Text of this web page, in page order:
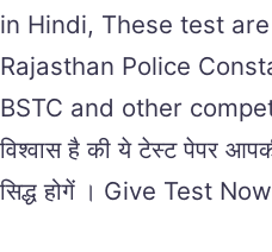
in Hindi, These test
Rajasthan Police
BSTC and other
विश्वास है की ये टेस्ट पेपर
सिद्ध होगें । Give Test Now